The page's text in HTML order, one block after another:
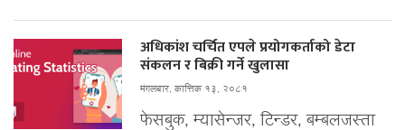
अधिकांश चर्चित एपले प्रयोगकर्ताको डेटा
संकलन र बिक्री गर्ने खुलासा
मंगलबार, कात्तिक १३, २०८१
फेसबुक, म्यासेन्जर, टिन्डर, बम्बलजस्ता